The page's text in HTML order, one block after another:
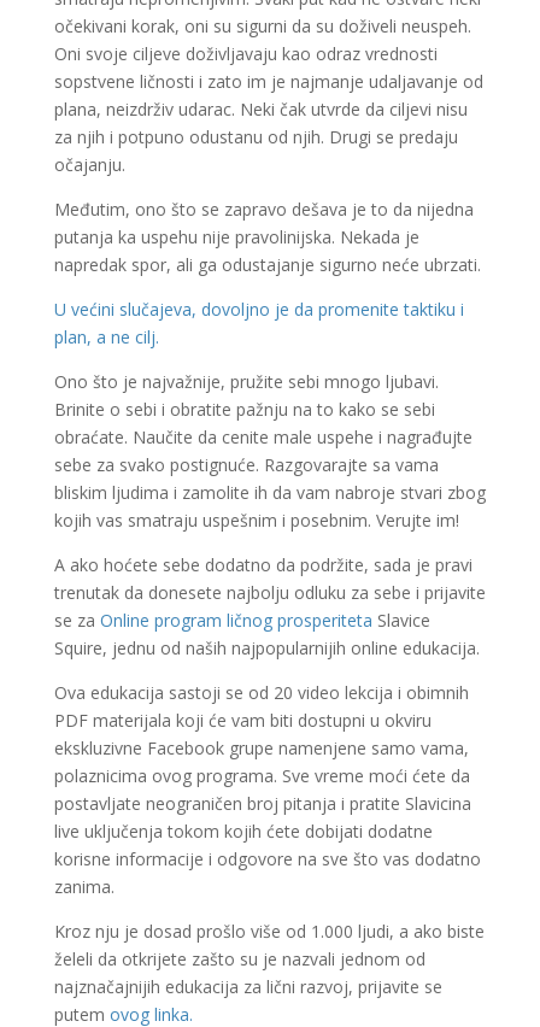
očekivani korak, oni su sigurni da su doživeli neuspeh.
Oni svoje ciljeve doživljavaju kao odraz vrednosti
sopstvene ličnosti i zato im je najmanje udaljavanje od
plana, neizdrživ udarac. Neki čak utvrde da ciljevi nisu
za njih i potpuno odustanu od njih. Drugi se predaju
očajanju.
Međutim, ono što se zapravo dešava je to da nijedna
putanja ka uspehu nije pravolinijska. Nekada je
napredak spor, ali ga odustajanje sigurno neće ubrzati.
U većini slučajeva, dovoljno je da promenite taktiku i
plan, a ne cilj.
Ono što je najvažnije, pružite sebi mnogo ljubavi.
Brinite o sebi i obratite pažnju na to kako se sebi
obraćate. Naučite da cenite male uspehe i nagrađujte
sebe za svako postignuće. Razgovarajte sa vama
bliskim ljudima i zamolite ih da vam nabroje stvari zbog
kojih vas smatraju uspešnim i posebnim. Verujte im!
A ako hoćete sebe dodatno da podržite, sada je pravi
trenutak da donesete najbolju odluku za sebe i prijavite
se za Online program ličnog prosperiteta Slavice
Squire, jednu od naših najpopularnijih online edukacija.
Ova edukacija sastoji se od 20 video lekcija i obimnih
PDF materijala koji će vam biti dostupni u okviru
ekskluzivne Facebook grupe namenjene samo vama,
polaznicima ovog programa. Sve vreme moći ćete da
postavljate neograničen broj pitanja i pratite Slavicina
live uključenja tokom kojih ćete dobijati dodatne
korisne informacije i odgovore na sve što vas dodatno
zanima.
Kroz nju je dosad prošlo više od 1.000 ljudi, a ako biste
želeli da otkrijete zašto su je nazvali jednom od
najznačajnijih edukacija za lični razvoj, prijavite se
putem ovog linka.